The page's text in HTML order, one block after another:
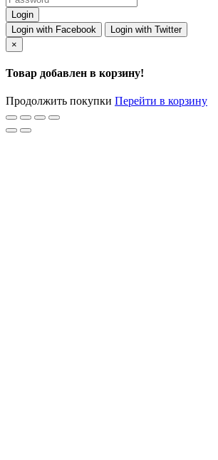
Login with Facebook
Login with Twitter
×
Товар добавлен в корзину!
Продолжить покупки Перейти в корзину